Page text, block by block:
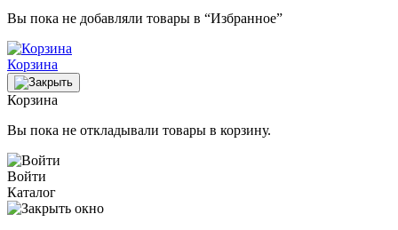
Вы пока не добавляли товары в “Избранное”
Корзина
Корзина
Вы пока не откладывали товары в корзину.
Войти
Каталог